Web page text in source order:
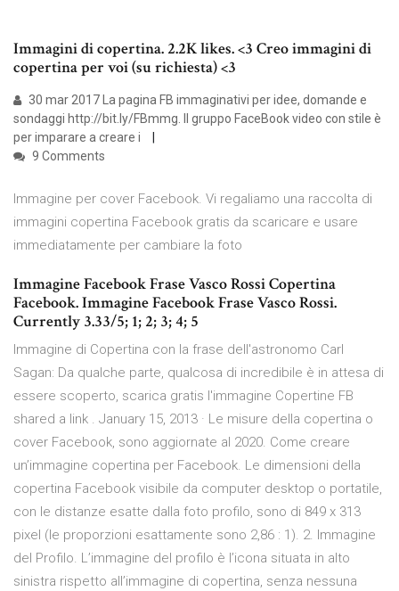
Immagini di copertina. 2.2K likes. <3 Creo immagini di
copertina per voi (su richiesta) <3
30 mar 2017 La pagina FB immaginativi per idee, domande e
sondaggi http://bit.ly/FBmmg. Il gruppo FaceBook video con stile è
per imparare a creare i
9 Comments
Immagine per cover Facebook. Vi regaliamo una raccolta di
immagini copertina Facebook gratis da scaricare e usare
immediatamente per cambiare la foto
Immagine Facebook Frase Vasco Rossi Copertina
Facebook. Immagine Facebook Frase Vasco Rossi.
Currently 3.33/5; 1; 2; 3; 4; 5
Immagine di Copertina con la frase dell'astronomo Carl
Sagan: Da qualche parte, qualcosa di incredibile è in attesa di
essere scoperto, scarica gratis l'immagine Copertine FB
shared a link . January 15, 2013 · Le misure della copertina o
cover Facebook, sono aggiornate al 2020. Come creare
un’immagine copertina per Facebook. Le dimensioni della
copertina Facebook visibile da computer desktop o portatile,
con le distanze esatte dalla foto profilo, sono di 849 x 313
pixel (le proporzioni esattamente sono 2,86 : 1). 2. Immagine
del Profilo. L’immagine del profilo è l’icona situata in alto
sinistra rispetto all’immagine di copertina, senza nessuna